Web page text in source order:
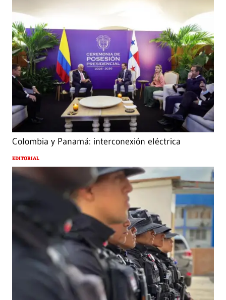
Colombia y Panamá: interconexión eléctrica
EDITORIAL